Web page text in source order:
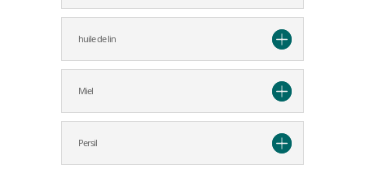
huile de lin
Miel
Persil